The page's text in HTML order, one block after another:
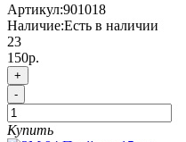
Артикул:901018
Наличие:Есть в наличии
23
150р.
+
-
Купить